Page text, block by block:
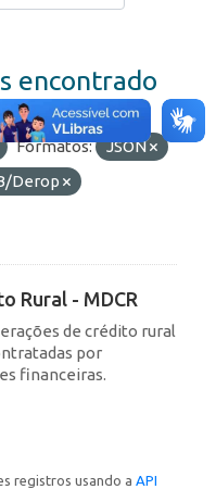
encontrado
Formatos:
JSON
Derop
Rural - MDCR
de crédito rural
por
financeiras.
registros usando a API